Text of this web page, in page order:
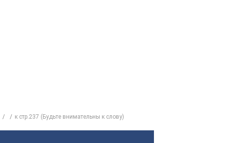
к стр.237 (Будьте внимательны к слову)